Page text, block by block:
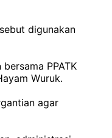
digunakan
PPATK
Wuruk.
agar